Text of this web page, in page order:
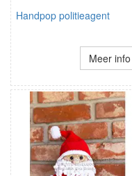
Handpop politieagent
Meer info